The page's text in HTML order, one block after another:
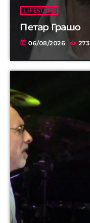
LIFESTYLE
Петар Грашо
today 06/08/2026 273